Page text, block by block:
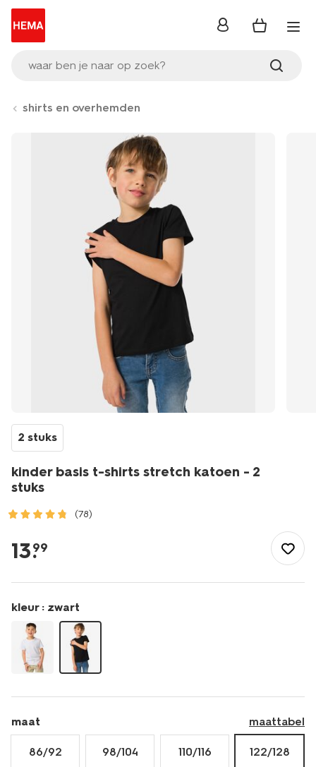
waar ben je naar op zoek?
inloggen
shirts en overhemden
2 stuks
kinder basis t-shirts stretch katoen - 2
stuks
(78)
shirts-
overhemden/kinder-
t-
shirts-
stretch-
katoen-
-2-
stuks-
13.
99
kleur : zwart
maat maattabel
86/92 98/104 110/116 122/128